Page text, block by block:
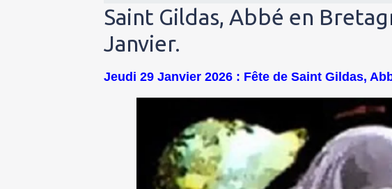
Saint Gildas, Abbé en
Janvier.
Jeudi 29 Janvier 2026 : Fête de Saint Gildas,